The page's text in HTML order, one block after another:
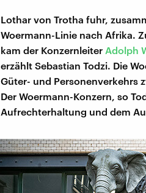
Lothar von Trotha fuhr,
Woermann-Linie nach Afrika.
kam der Konzernleiter Adolph
erzählt Sebastian Todzi. Die
Güter- und Personenverkehrs
Der Woermann-Konzern, so
Aufrechterhaltung und dem